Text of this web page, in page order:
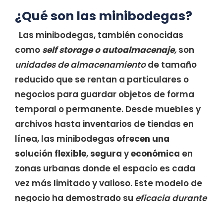
¿Qué son las minibodegas?
Las minibodegas, también conocidas
como self storage o autoalmacenaje,son
unidades de almacenamientode tamaño
reducido que se rentan a particulares o
negocios para guardar objetos de forma
temporal o permanente. Desde muebles y
archivos hasta inventarios de tiendas en
línea, las minibodegas ofrecen una
solución flexible,segura yeconómica en
zonas urbanas donde el espacio es cada
vez más limitado y valioso. Este modelo de
negocio ha demostrado su eficacia durante